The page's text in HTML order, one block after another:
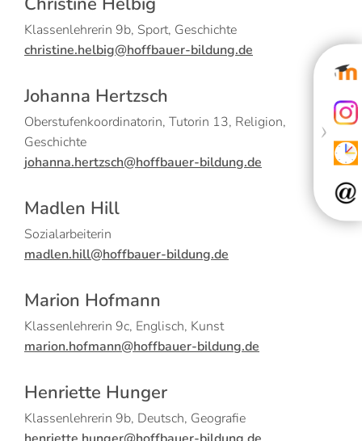
Klassenlehrerin 9b, Sport, Geschichte
christine.helbig@hoffbauer-bildung.de
Johanna Hertzsch
Oberstufenkoordinatorin, Tutorin 13, Religion,
Geschichte
johanna.hertzsch@hoffbauer-bildung.de
Madlen Hill
Sozialarbeiterin
madlen.hill@hoffbauer-bildung.de
Marion Hofmann
Klassenlehrerin 9c, Englisch, Kunst
marion.hofmann@hoffbauer-bildung.de
Henriette Hunger
Klassenlehrerin 9b, Deutsch, Geografie